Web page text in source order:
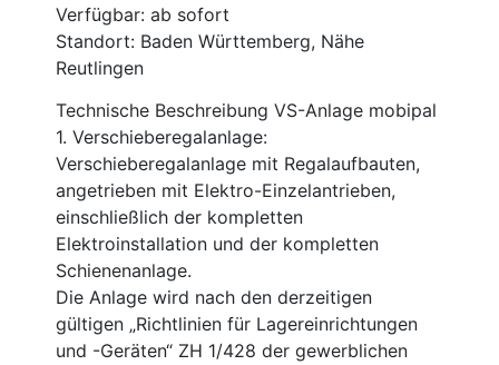
Verfügbar: ab sofort
Standort: Baden Württemberg, Nähe
Reutlingen
Technische Beschreibung VS-Anlage mobipal
1. Verschieberegalanlage:
Verschieberegalanlage mit Regalaufbauten,
angetrieben mit Elektro-Einzelantrieben,
einschließlich der kompletten
Elektroinstallation und der kompletten
Schienenanlage.
Die Anlage wird nach den derzeitigen
gültigen „Richtlinien für Lagereinrichtungen
und -Geräten“ ZH 1/428 der gewerblichen